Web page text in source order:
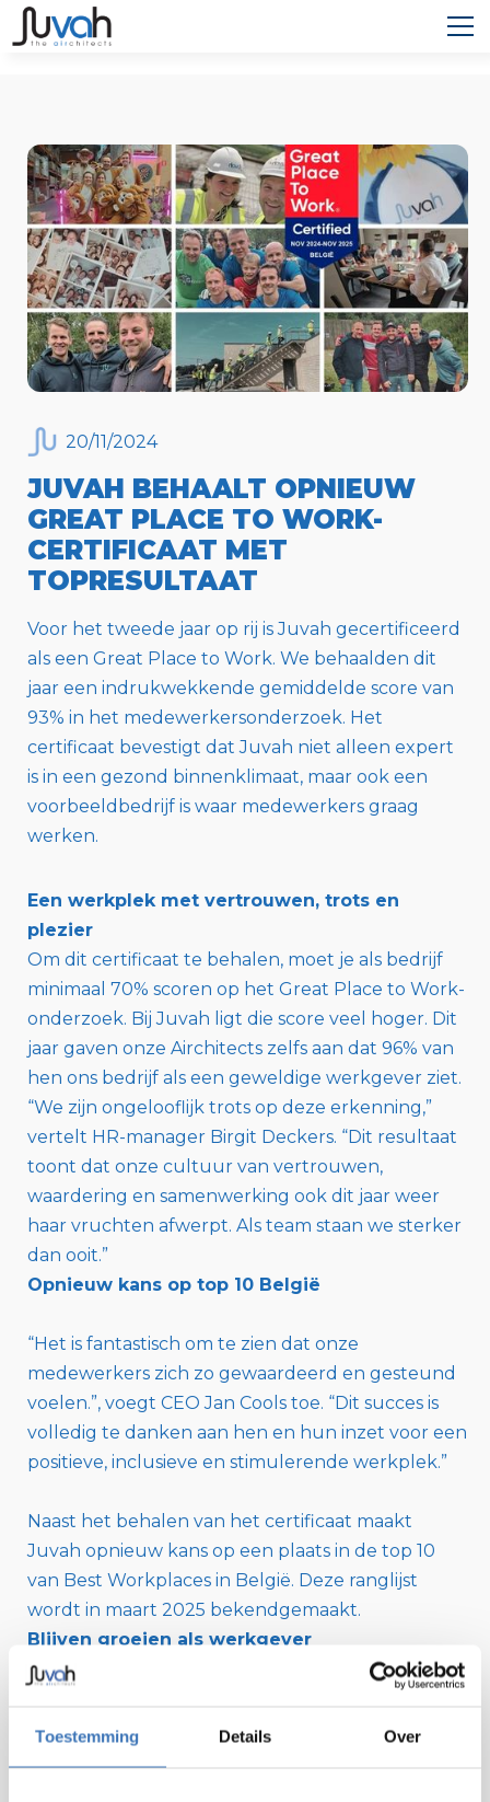
Toestemming Details Over
20/11/2024
JUVAH BEHAALT OPNIEUW
GREAT PLACE TO WORK-
CERTIFICAAT MET
TOPRESULTAAT
Voor het tweede jaar op rij is Juvah gecertificeerd
als een Great Place to Work. We behaalden dit
jaar een indrukwekkende gemiddelde score van
93% in het medewerkersonderzoek. Het
certificaat bevestigt dat Juvah niet alleen expert
is in een gezond binnenklimaat, maar ook een
voorbeeldbedrijf is waar medewerkers graag
werken.
Een werkplek met vertrouwen, trots en
plezier
Om dit certificaat te behalen, moet je als bedrijf
minimaal 70% scoren op het Great Place to Work-
onderzoek. Bij Juvah ligt die score veel hoger. Dit
jaar gaven onze Airchitects zelfs aan dat 96% van
hen ons bedrijf als een geweldige werkgever ziet.
“We zijn ongelooflijk trots op deze erkenning,”
vertelt HR-manager Birgit Deckers. “Dit resultaat
toont dat onze cultuur van vertrouwen,
waardering en samenwerking ook dit jaar weer
haar vruchten afwerpt. Als team staan we sterker
dan ooit.”
Opnieuw kans op top 10 België
“Het is fantastisch om te zien dat onze
medewerkers zich zo gewaardeerd en gesteund
voelen.”, voegt CEO Jan Cools toe. “Dit succes is
volledig te danken aan hen en hun inzet voor een
positieve, inclusieve en stimulerende werkplek.”
Naast het behalen van het certificaat maakt
Juvah opnieuw kans op een plaats in de top 10
van Best Workplaces in België. Deze ranglijst
wordt in maart 2025 bekendgemaakt.
Blijven groeien als werkgever
nemen aan het Great Place to Work-programma.